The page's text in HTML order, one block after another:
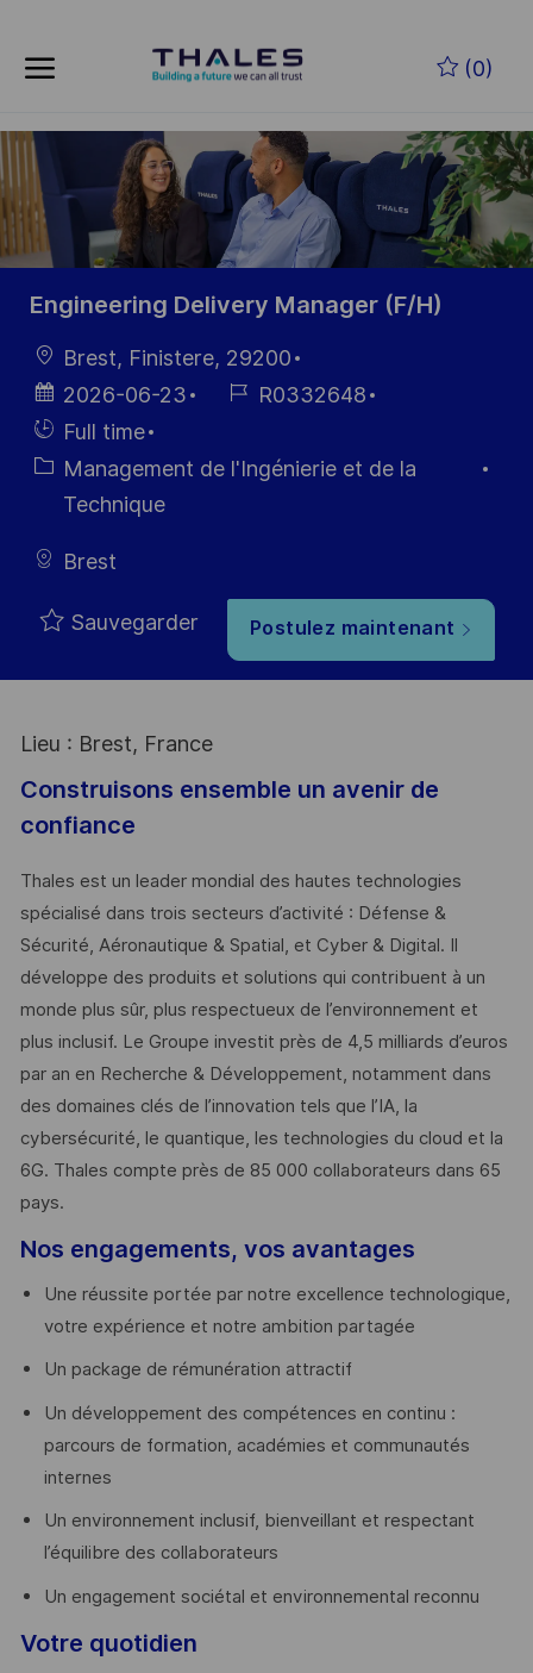
(0)
-
Engineering Delivery Manager (F/H)
localisation
Brest, Finistere, 29200
Date
d’affichage
2026-06-23
Référence
R0332648
Hiring
Type
Full time
Catégorie
Management de l'Ingénierie et de la
Technique
Brest
Sauvegarder Postulez maintenant
Lieu : Brest, France
Construisons ensemble un avenir de
confiance
Thales est un leader mondial des hautes technologies
spécialisé dans trois secteurs d’activité : Défense &
Sécurité, Aéronautique & Spatial, et Cyber & Digital. Il
développe des produits et solutions qui contribuent à un
monde plus sûr, plus respectueux de l’environnement et
plus inclusif. Le Groupe investit près de 4,5 milliards d’euros
par an en Recherche & Développement, notamment dans
des domaines clés de l’innovation tels que l’IA, la
cybersécurité, le quantique, les technologies du cloud et la
6G. Thales compte près de 85 000 collaborateurs dans 65
pays. ​
Nos engagements, vos avantages
Une réussite portée par notre excellence technologique,
votre expérience et notre ambition partagée
Un package de rémunération attractif
Un développement des compétences en continu :
parcours de formation, académies et communautés
internes
Un environnement inclusif, bienveillant et respectant
l’équilibre des collaborateurs
Un engagement sociétal et environnemental reconnu
Votre quotidien